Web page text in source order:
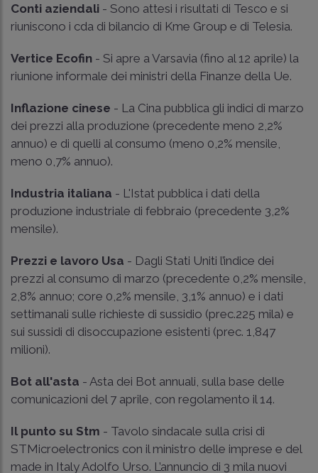
Conti aziendali - Sono attesi i risultati di Tesco e si
riuniscono i cda di bilancio di Kme Group e di Telesia.
Vertice Ecofin - Si apre a Varsavia (fino al 12 aprile) la
riunione informale dei ministri della Finanze della Ue.
Inflazione cinese - La Cina pubblica gli indici di marzo
dei prezzi alla produzione (precedente meno 2,2%
annuo) e di quelli al consumo (meno 0,2% mensile,
meno 0,7% annuo).
Industria italiana - L'Istat pubblica i dati della
produzione industriale di febbraio (precedente 3,2%
mensile).
Prezzi e lavoro Usa - Dagli Stati Uniti l’indice dei
prezzi al consumo di marzo (precedente 0,2% mensile,
2,8% annuo; core 0,2% mensile, 3,1% annuo) e i dati
settimanali sulle richieste di sussidio (prec.225 mila) e
sui sussidi di disoccupazione esistenti (prec. 1,847
milioni).
Bot all'asta - Asta dei Bot annuali, sulla base delle
comunicazioni del 7 aprile, con regolamento il 14.
Il punto su Stm - Tavolo sindacale sulla crisi di
STMicroelectronics con il ministro delle imprese e del
made in Italy Adolfo Urso. L’annuncio di 3 mila nuovi